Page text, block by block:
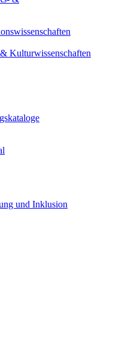
Kulturwissenschaften
und Inklusion